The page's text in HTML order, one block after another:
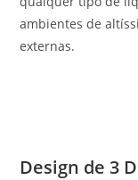
ambientes de
externas.
Design de 3